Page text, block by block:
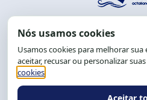
End.: R. da Graça,
CEP:
Salvador-BA,
Tel.: (71) 2104-5457, Cel.:
Expediente: 8h às